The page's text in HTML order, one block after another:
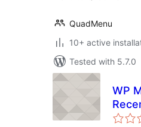
QuadMenu
10+ active
Tested with 5.7.0
WP